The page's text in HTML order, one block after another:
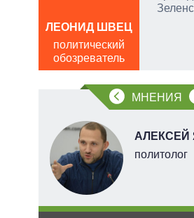
ЛЕОНИД ШВЕЦ
политический
обозреватель
МНЕНИЯ
АЛЕКСЕЙ
политолог